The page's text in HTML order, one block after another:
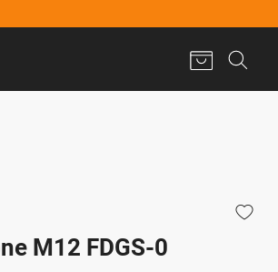
M12 FDGS-0